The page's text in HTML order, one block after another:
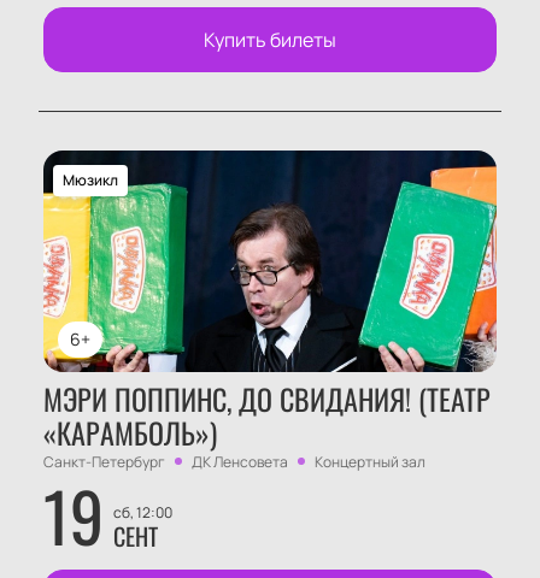
Купить билеты
6+
Мюзикл
МЭРИ ПОППИНС, ДО СВИДАНИЯ! (ТЕАТР
«КАРАМБОЛЬ»)
Санкт-Петербург ДК Ленсовета Концертный зал
19 сб, 12:00
СЕНТ